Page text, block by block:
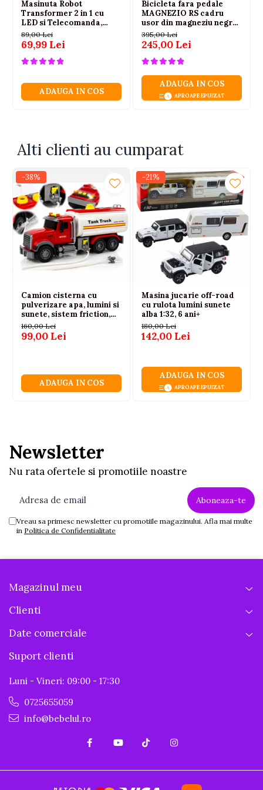
Camion transport cu platforma mobila
3x baterii AG13
Certificari: CE, EN71
Atentionare: Nerecomandat copiilor sub 3 ani
Masinuta Robot
Transformer 2 in 1 cu
LED si Telecomanda,
Scara 1:18, Galbena, 6 ani+
89,00 Lei
69,99 Lei
ADAUGA IN COS
Bicicleta fara pedale
MAGNEZIO RS cadru
usor din magneziu negru
3-6 ani
395,00 Lei
245,00 Lei
ADAUGA IN COS
APROAPE EPUIZAT
Alti clienti au cumparat
-38%
Camion cisterna cu
pulverizare apa, lumini si
sunete, sistem friction,
alb-rosu, 36 cm, 3 ani+
160,00 Lei
99,00 Lei
ADAUGA IN COS
-21%
Masina jucarie off-road
cu rulota lumini sunete
alba 1:32, 6 ani+
180,00 Lei
142,00 Lei
ADAUGA IN COS
APROAPE EPUIZAT
Newsletter
Nu rata ofertele si promotiile noastre
Vreau sa primesc newsletter cu promotiile magazinului. Afla mai multe
in Politica de Confidentialitate
Magazinul meu
Clienti
Date comerciale
Suport clienti
Luni - Vineri: 09:00 - 17:30
0725655059
info@bebelul.ro